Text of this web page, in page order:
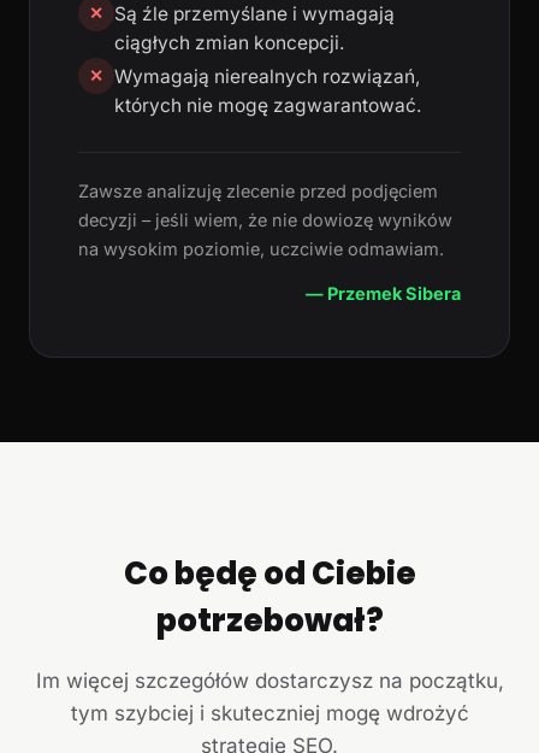
✕
Są źle przemyślane i wymagają
ciągłych zmian koncepcji.
✕ Wymagają nierealnych rozwiązań,
których nie mogę zagwarantować.
Zawsze analizuję zlecenie przed podjęciem
decyzji – jeśli wiem, że nie dowiozę wyników
na wysokim poziomie, uczciwie odmawiam.
— Przemek Sibera
Co będę od Ciebie
potrzebował?
Im więcej szczegółów dostarczysz na początku,
tym szybciej i skuteczniej mogę wdrożyć
strategię SEO.